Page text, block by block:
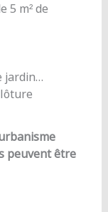
5 m² de
jardin…
peuvent être